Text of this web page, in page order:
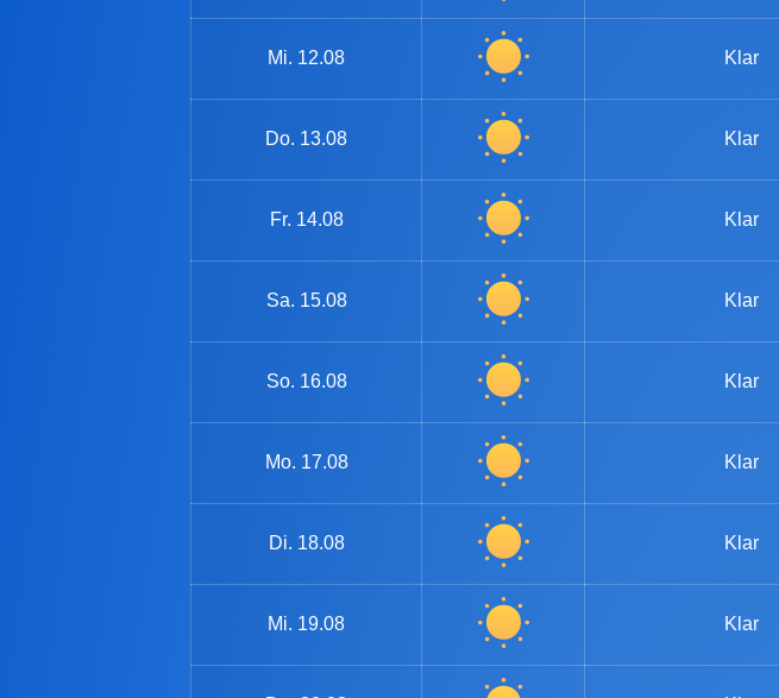
Mi. 12.08 Klar
Do. 13.08 Klar
Fr. 14.08 Klar
Sa. 15.08 Klar
So. 16.08 Klar
Mo. 17.08 Klar
Di. 18.08 Klar
Mi. 19.08 Klar